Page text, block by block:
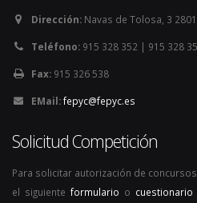
Dirección: Navas de Tolosa, 3
Teléfono: 915 328 352 | 915 328
Fax: 915 326 538
EMail:fepyc@fepyc.es
Solicitud Competición
Para solicitar autorización de
el siguiente formulario o cuestionario